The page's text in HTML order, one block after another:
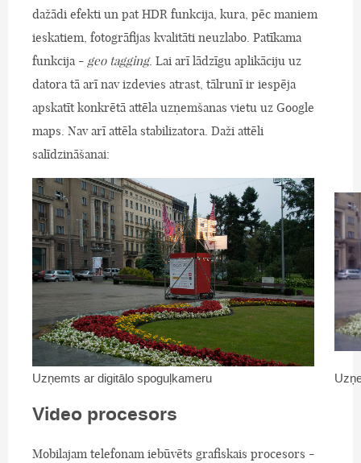
dažādi efekti un pat HDR funkcija, kura, pēc maniem
ieskatiem, fotogrāfijas kvalitāti neuzlabo. Patīkama
funkcija - geo tagging. Lai arī lādzīgu aplikāciju uz
datora tā arī nav izdevies atrast, tālrunī ir iespēja
apskatīt konkrētā attēla uzņemšanas vietu uz Google
maps. Nav arī attēla stabilizatora. Daži attēli
salīdzināšanai:
Uzņemts ar digitālo spoguļkameru
Video procesors
Mobilajam telefonam iebūvēts grafiskais procesors -